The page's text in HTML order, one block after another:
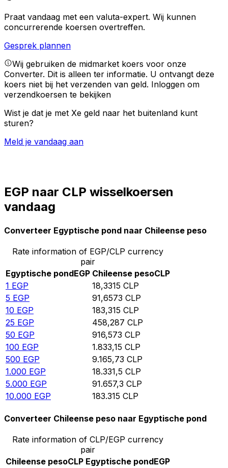
Praat vandaag met een valuta-expert. Wij kunnen
concurrerende koersen overtreffen.
Gesprek plannen
Wij gebruiken de midmarket koers voor onze
Converter. Dit is alleen ter informatie. U ontvangt deze
koers niet bij het verzenden van geld. Inloggen om
verzendkoersen te bekijken
Wist je dat je met Xe geld naar het buitenland kunt
sturen?
Meld je vandaag aan
EGP naar CLP wisselkoersen
vandaag
Converteer Egyptische pond naar Chileense peso
Rate information of EGP/CLP currency
pair
Egyptische pondEGP Chileense pesoCLP
1 EGP 18,3315 CLP
5 EGP 91,6573 CLP
10 EGP 183,315 CLP
25 EGP 458,287 CLP
50 EGP 916,573 CLP
100 EGP 1.833,15 CLP
500 EGP 9.165,73 CLP
1.000 EGP 18.331,5 CLP
5.000 EGP 91.657,3 CLP
10.000 EGP 183.315 CLP
Converteer Chileense peso naar Egyptische pond
Rate information of CLP/EGP currency
pair
Chileense pesoCLP Egyptische pondEGP